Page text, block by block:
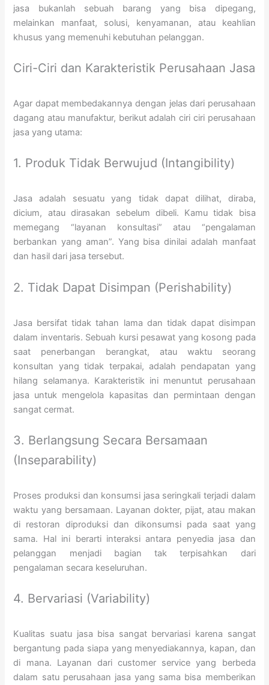
jasa bukanlah sebuah barang yang bisa dipegang,
melainkan manfaat, solusi, kenyamanan, atau keahlian
khusus yang memenuhi kebutuhan pelanggan.
Ciri-Ciri dan Karakteristik Perusahaan Jasa
Agar dapat membedakannya dengan jelas dari perusahaan
dagang atau manufaktur, berikut adalah ciri ciri perusahaan
jasa yang utama:
1. Produk Tidak Berwujud (Intangibility)
Jasa adalah sesuatu yang tidak dapat dilihat, diraba,
dicium, atau dirasakan sebelum dibeli. Kamu tidak bisa
memegang “layanan konsultasi” atau “pengalaman
berbankan yang aman”. Yang bisa dinilai adalah manfaat
dan hasil dari jasa tersebut.
2. Tidak Dapat Disimpan (Perishability)
Jasa bersifat tidak tahan lama dan tidak dapat disimpan
dalam inventaris. Sebuah kursi pesawat yang kosong pada
saat penerbangan berangkat, atau waktu seorang
konsultan yang tidak terpakai, adalah pendapatan yang
hilang selamanya. Karakteristik ini menuntut perusahaan
jasa untuk mengelola kapasitas dan permintaan dengan
sangat cermat.
3. Berlangsung Secara Bersamaan
(Inseparability)
Proses produksi dan konsumsi jasa seringkali terjadi dalam
waktu yang bersamaan. Layanan dokter, pijat, atau makan
di restoran diproduksi dan dikonsumsi pada saat yang
sama. Hal ini berarti interaksi antara penyedia jasa dan
pelanggan menjadi bagian tak terpisahkan dari
pengalaman secara keseluruhan.
4. Bervariasi (Variability)
Kualitas suatu jasa bisa sangat bervariasi karena sangat
bergantung pada siapa yang menyediakannya, kapan, dan
di mana. Layanan dari customer service yang berbeda
dalam satu perusahaan jasa yang sama bisa memberikan